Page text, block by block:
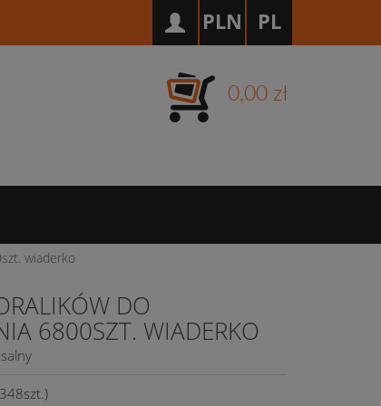
PL
PLN
0,00 zł
wiaderko
DO
6800SZT. WIADERKO
szt.)